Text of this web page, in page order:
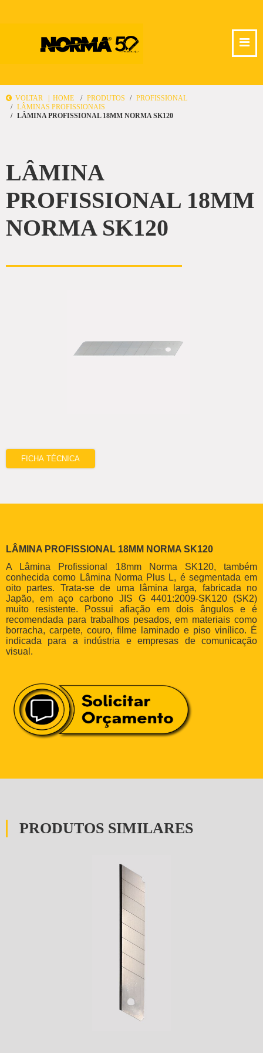
VOLTAR | HOME PRODUTOS
PROFISSIONAL
LÂMINAS PROFISSIONAIS
LÂMINA PROFISSIONAL 18MM NORMA SK120
LÂMINA
PROFISSIONAL 18MM
NORMA SK120
FICHA TÉCNICA
LÂMINA PROFISSIONAL 18MM NORMA SK120
A Lâmina Profissional 18mm Norma SK120, também
conhecida como Lâmina Norma Plus L, é segmentada em
oito partes. Trata-se de uma lâmina larga, fabricada no
Japão, em aço carbono JIS G 4401:2009-SK120 (SK2)
muito resistente. Possui afiação em dois ângulos e é
recomendada para trabalhos pesados, em materiais como
borracha, carpete, couro, filme laminado e piso vinílico. É
indicada para a indústria e empresas de comunicação
visual.
PRODUTOS SIMILARES